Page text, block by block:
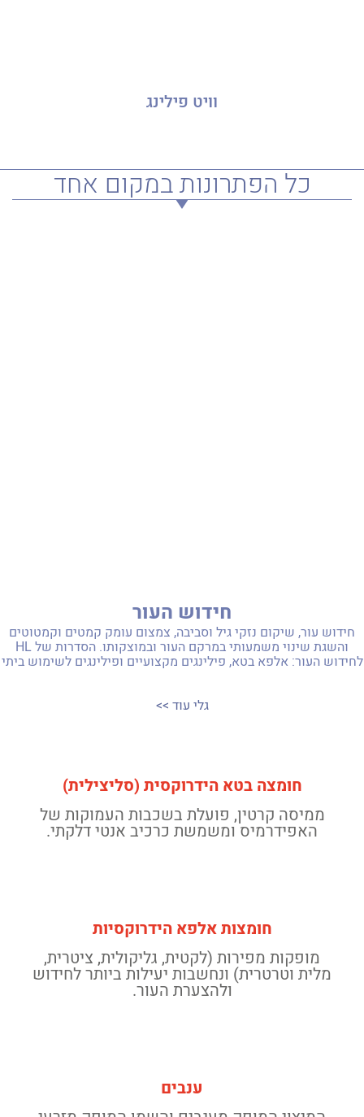
וויט פילינג
כל הפתרונות במקום אחד
חידוש העור
חידוש עור, שיקום נזקי גיל וסביבה, צמצום עומק קמטים וקמטוטים
והשגת שינוי משמעותי במרקם העור ובמוצקותו. הסדרות של HL
לחידוש העור: אלפא בטא, פילינגים מקצועיים ופילינגים לשימוש ביתי
גלי עוד >>
חומצה בטא הידרוקסית (סליצילית)
ממיסה קרטין, פועלת בשכבות העמוקות של
האפידרמיס ומשמשת כרכיב אנטי דלקתי.
חומצות אלפא הידרוקסיות
מופקות מפירות (לקטית, גליקולית, ציטרית,
מלית וטרטרית) ונחשבות יעילות ביותר לחידוש
ולהצערת העור.
ענבים